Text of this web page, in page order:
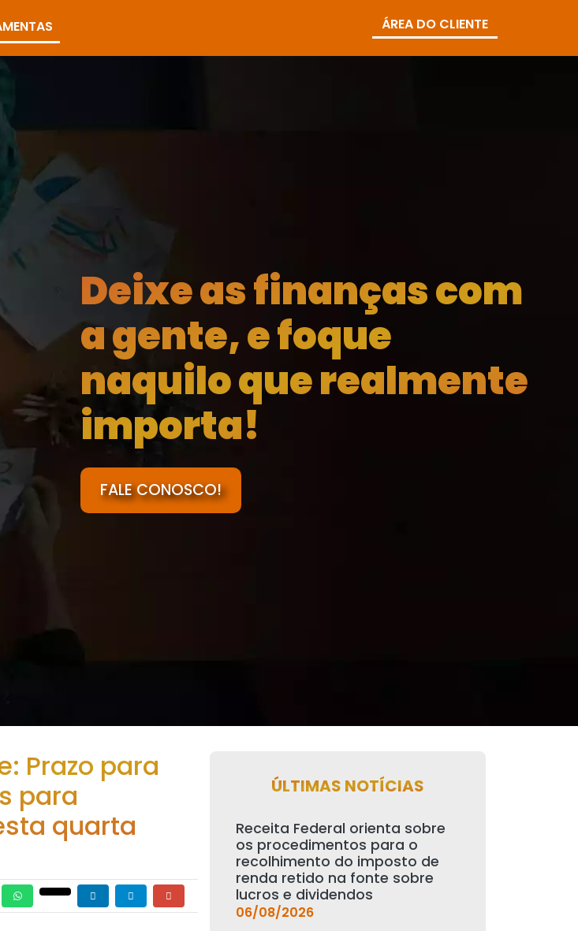
ÁREA DO CLIENTE
Deixe as finanças com
a gente, e foque
naquilo que realmente
importa!
FALE CONOSCO!
Prazo para
para
quarta
ÚLTIMAS NOTÍCIAS
Receita Federal orienta sobre
os procedimentos para o
recolhimento do imposto de
renda retido na fonte sobre
lucros e dividendos
06/08/2026